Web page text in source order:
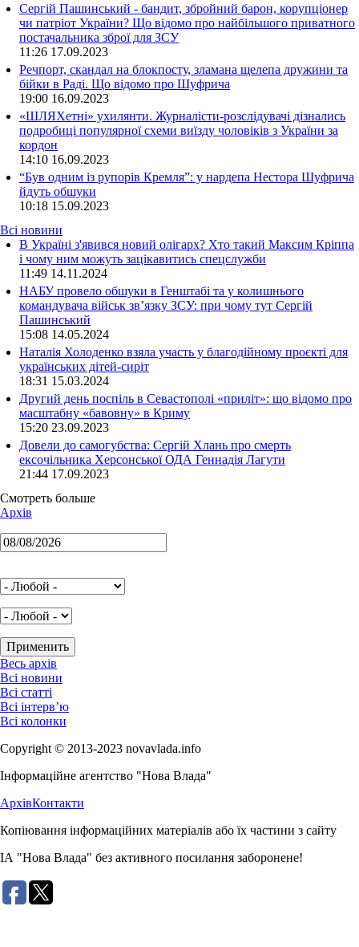
Сергій Пашинський - бандит, збройний барон, корупціонер
чи патріот України? Що відомо про найбільшого приватного
постачальника зброї для ЗСУ
11:26 17.09.2023
Речпорт, скандал на блокпосту, зламана щелепа дружини та
бійки в Раді. Що відомо про Шуфрича
19:00 16.09.2023
«ШЛЯХетні» ухилянти. Журналісти-розслідувачі дізнались
подробиці популярної схеми виїзду чоловіків з України за
кордон
14:10 16.09.2023
“Був одним із рупорів Кремля”: у нардепа Нестора Шуфрича
йдуть обшуки
10:18 15.09.2023
Всі новини
В Україні з'явився новий олігарх? Хто такий Максим Кріппа
і чому ним можуть зацікавитись спецслужби
11:49 14.11.2024
НАБУ провело обшуки в Генштабі та у колишнього
командувача військ зв’язку ЗСУ: при чому тут Сергій
Пашинський
15:08 14.05.2024
Наталія Холоденко взяла участь у благодійному проєкті для
українських дітей-сиріт
18:31 15.03.2024
Другий день поспіль в Севастополі «приліт»: що відомо про
масштабну «бавовну» в Криму
15:20 23.09.2023
Довели до самогубства: Сергій Хлань про смерть
ексочільника Херсонської ОДА Геннадія Лагути
21:44 17.09.2023
Смотреть больше
Архів
Весь архів
Всі новини
Всі статті
Всі інтерв’ю
Всі колонки
Copyright © 2013-2023 novavlada.info
Інформаційне агентство "Нова Влада"
АрхівКонтакти
Копіювання інформаційних матеріалів або їх частини з сайту
ІА "Нова Влада" без активного посилання заборонене!